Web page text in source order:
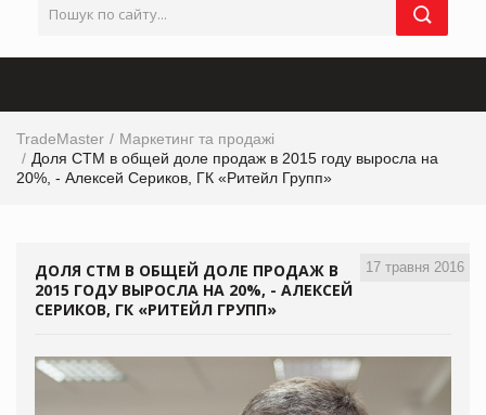
TradeMaster
Маркетинг та продажі
Доля СТМ в общей доле продаж в 2015 году выросла на
20%, - Алексей Сериков, ГК «Ритейл Групп»
17 травня 2016
ДОЛЯ СТМ В ОБЩЕЙ ДОЛЕ ПРОДАЖ В
2015 ГОДУ ВЫРОСЛА НА 20%, - АЛЕКСЕЙ
СЕРИКОВ, ГК «РИТЕЙЛ ГРУПП»